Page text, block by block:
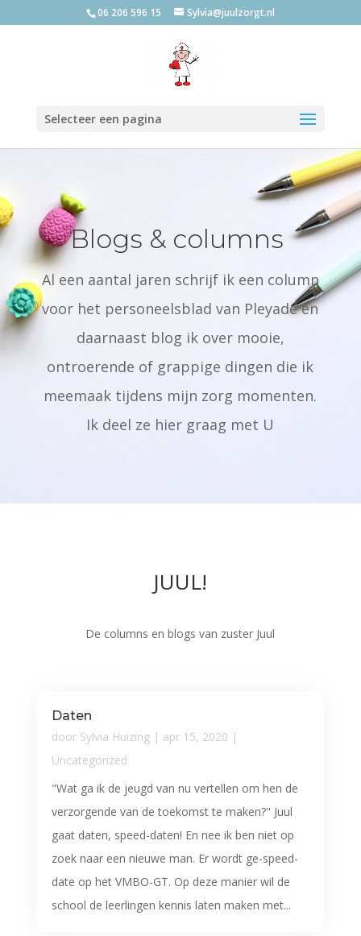
06 206 596 15 Sylvia@juulzorgt.nl
Selecteer een pagina
Blogs & columns
Al een aantal jaren schrijf ik een column
voor het personeelsblad van Pleyade en
daarnaast blog ik over mooie,
ontroerende of grappige dingen die ik
meemaak tijdens mijn zorg momenten.
Ik deel ze hier graag met U
JUUL!
De columns en blogs van zuster Juul
Daten
door Sylvia Huizing| apr 15, 2020 |
Uncategorized
"Wat ga ik de jeugd van nu vertellen om hen de
verzorgende van de toekomst te maken?" Juul
gaat daten, speed-daten! En nee ik ben niet op
zoek naar een nieuwe man. Er wordt ge-speed-
date op het VMBO-GT. Op deze manier wil de
school de leerlingen kennis laten maken met...